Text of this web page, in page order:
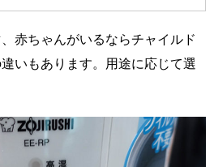
赤ちゃんがいるならチャイルド
いもあります。用途に応じて選